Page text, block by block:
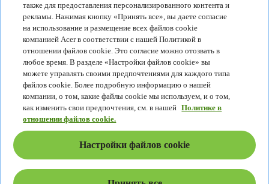
Принципы устойчивого развития
Принципы устойчивого развития
Корпоративная социальная ответственность
Углеродный след от продуктов
Project Humanity
Earthion
Политика конфиденциальности
Политика в отношении файлов cookie
Правовое уведомление
Дополнительная юридическая информация
Политика специальных возможностей
Настройки файлов cookie
Россия - Русский
также для предоставления персонализированного контента и
рекламы. Нажимая кнопку «Принять все», вы даете согласие
на использование и размещение всех файлов cookie
компанией Acer в соответствии с нашей Политикой в
отношении файлов cookie. Это согласие можно отозвать в
любое время. В разделе «Настройки файлов cookie» вы
можете управлять своими предпочтениями для каждого типа
файлов cookie. Более подробную информацию о нашей
компании, о том, какие файлы cookie мы используем, и о том,
как изменить свои предпочтения, см. в нашей Политике в
отношении файлов cookie.
Настройки файлов cookie